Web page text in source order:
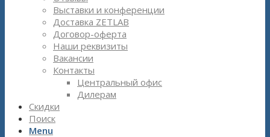
Выставки и конференции
Доставка ZETLAB
Договор-оферта
Наши реквизиты
Вакансии
Контакты
Центральный офис
Дилерам
Скидки
Поиск
Menu